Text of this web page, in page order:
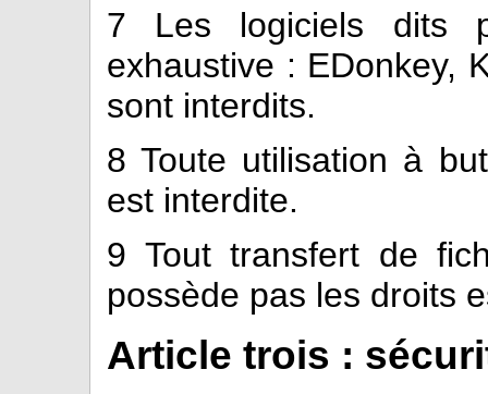
7 Les logiciels dits
exhaustive : EDonkey,
sont interdits.
8 Toute utilisation à
est interdite.
9 Tout transfert de
possède pas les droits
Article trois :